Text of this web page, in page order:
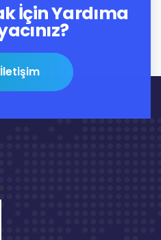
İçin Yardıma
İletişim